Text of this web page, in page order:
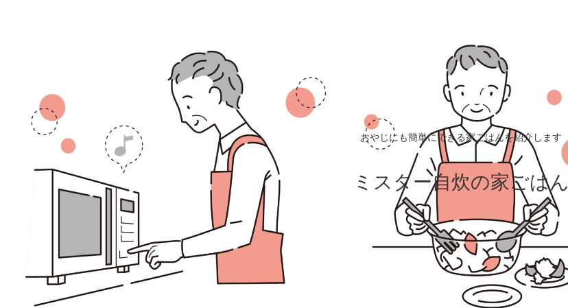
おやじにも簡単にできる家ごはんを紹介します
ミスター自炊の家ごはん